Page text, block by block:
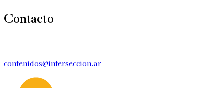
Contacto
contenidos@interseccion.ar